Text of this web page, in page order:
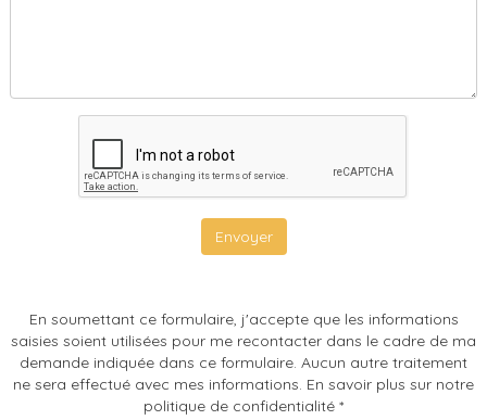
Envoyer
En soumettant ce formulaire, j'accepte que les informations
saisies soient utilisées pour me recontacter dans le cadre de ma
demande indiquée dans ce formulaire. Aucun autre traitement
ne sera effectué avec mes informations. En savoir plus sur notre
politique de confidentialité *